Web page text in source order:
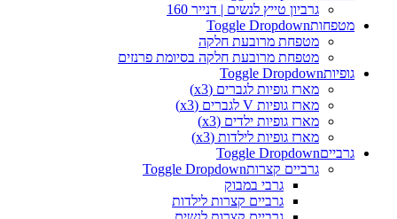
גרביון טייץ לנשים | דנייר 160
מטפחותToggle Dropdown
מטפחת מרובעת חלקה
מטפחת מרובעת חלקה בסיומת פרנזים
גופיות
Toggle Dropdown
מארז גופיות לגברים (x3)
מארז גופיות V לגברים (x3)
מארז גופיות ילדים (x3)
מארז גופיות לילדות (x3)
גרביים Toggle Dropdown
גרביים קצרות Toggle Dropdown
גרבי במבוק
גרביים קצרות לילדות